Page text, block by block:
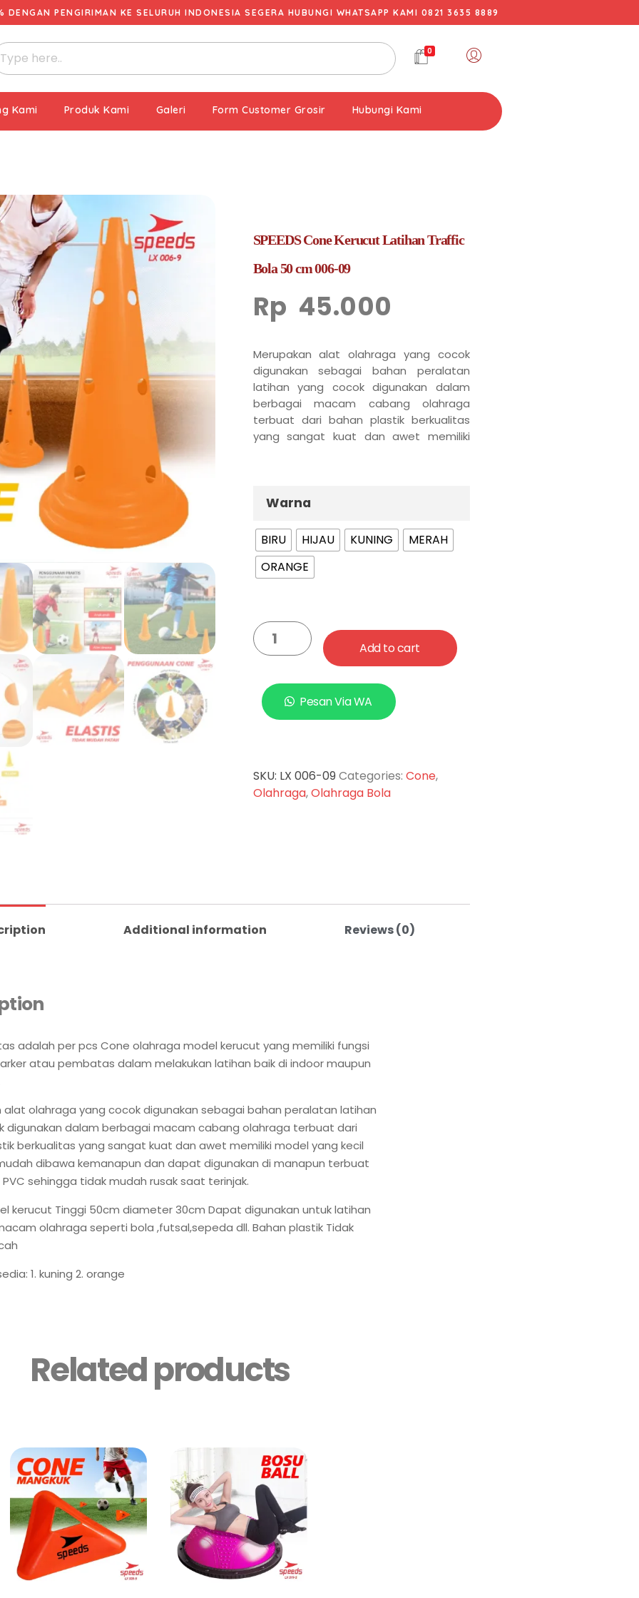
DENGAN PENGIRIMAN KE SELURUH INDONESIA SEGERA HUBUNGI WHATSAPP KAMI 0821 3635 8889
0
Kami Produk Kami Galeri Form Customer Grosir Hubungi Kami
SPEEDS Cone Kerucut Latihan Traffic
Bola 50 cm 006-09
Rp 45.000
Merupakan alat olahraga yang cocok
digunakan sebagai bahan peralatan
latihan yang cocok digunakan dalam
berbagai macam cabang olahraga
terbuat dari bahan plastik berkualitas
yang sangat kuat dan awet memiliki
bahan PVC sehingga tidak mudah rusak
Warna
BIRU HIJAU KUNING
MERAH
ORANGE
Add to cart
Pesan Via WA
SKU: LX 006-09 Categories: Cone,
Olahraga,Olahraga Bola
Additional information Reviews (0)
adalah per pcs Cone olahraga model kerucut yang memiliki fungsi
atau pembatas dalam melakukan latihan baik di indoor maupun
alat olahraga yang cocok digunakan sebagai bahan peralatan latihan
digunakan dalam berbagai macam cabang olahraga terbuat dari
berkualitas yang sangat kuat dan awet memiliki model yang kecil
dibawa kemanapun dan dapat digunakan di manapun terbuat
sehingga tidak mudah rusak saat terinjak.
kerucut Tinggi 50cm diameter 30cm Dapat digunakan untuk latihan
olahraga seperti bola ,futsal,sepeda dll. Bahan plastik Tidak
1. kuning 2. orange
Related products